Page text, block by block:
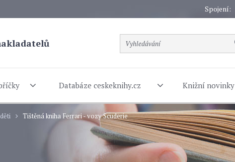
Spojení:
Databáze ceskeknihy.cz Knižní novinky
Tištěná kniha Ferrari - vozy Scuderie